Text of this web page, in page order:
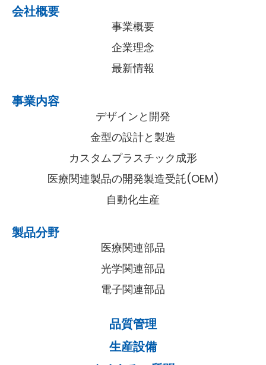
会社概要
事業概要
企業理念
最新情報
事業内容
デザインと開発
金型の設計と製造
カスタムプラスチック成形
医療関連製品の開発製造受託(OEM)
自動化生産
製品分野
医療関連部品
光学関連部品
電子関連部品
品質管理
生産設備